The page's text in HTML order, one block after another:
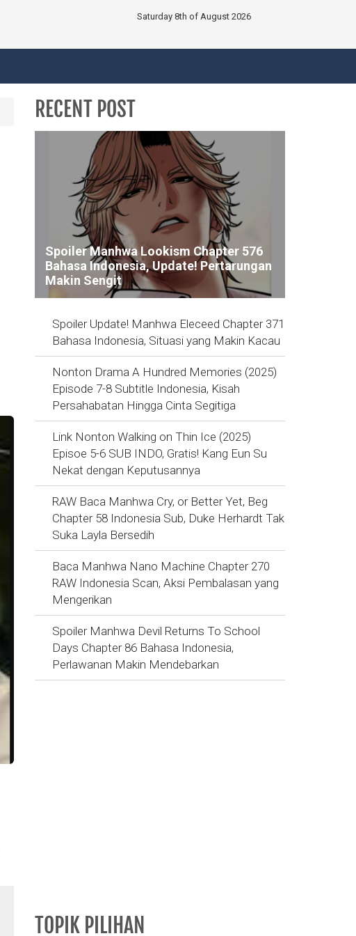
Saturday 8th of August 2026
RECENT POST
Spoiler Manhwa Lookism Chapter 576
Bahasa Indonesia, Update! Pertarungan
Makin Sengit
Spoiler Update! Manhwa Eleceed Chapter 371
Bahasa Indonesia, Situasi yang Makin Kacau
Nonton Drama A Hundred Memories (2025)
Episode 7-8 Subtitle Indonesia, Kisah
Persahabatan Hingga Cinta Segitiga
Link Nonton Walking on Thin Ice (2025)
Episoe 5-6 SUB INDO, Gratis! Kang Eun Su
Nekat dengan Keputusannya
RAW Baca Manhwa Cry, or Better Yet, Beg
Chapter 58 Indonesia Sub, Duke Herhardt Tak
Suka Layla Bersedih
Baca Manhwa Nano Machine Chapter 270
RAW Indonesia Scan, Aksi Pembalasan yang
Mengerikan
Spoiler Manhwa Devil Returns To School
Days Chapter 86 Bahasa Indonesia,
Perlawanan Makin Mendebarkan
TOPIK PILIHAN